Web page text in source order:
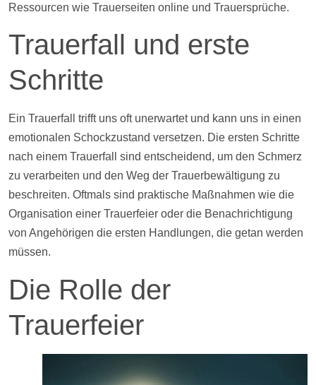
Ressourcen wie Trauerseiten online und Trauersprüche.
Trauerfall und erste
Schritte
Ein Trauerfall trifft uns oft unerwartet und kann uns in einen
emotionalen Schockzustand versetzen. Die ersten Schritte
nach einem Trauerfall sind entscheidend, um den Schmerz
zu verarbeiten und den Weg der Trauerbewältigung zu
beschreiten. Oftmals sind praktische Maßnahmen wie die
Organisation einer Trauerfeier oder die Benachrichtigung
von Angehörigen die ersten Handlungen, die getan werden
müssen.
Die Rolle der
Trauerfeier